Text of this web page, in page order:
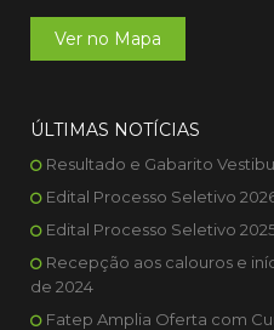
Ver no Mapa
ÚLTIMAS NOTÍCIAS
Resultado e Gabarito
Edital Processo Seletivo
Edital Processo Seletivo
Recepção aos calouros e
de 2024
Fatep Amplia Oferta com